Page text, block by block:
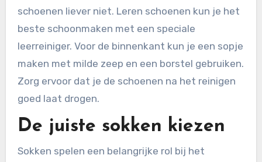
schoenen liever niet. Leren schoenen kun je het
beste schoonmaken met een speciale
leerreiniger. Voor de binnenkant kun je een sopje
maken met milde zeep en een borstel gebruiken.
Zorg ervoor dat je de schoenen na het reinigen
goed laat drogen.
De juiste sokken kiezen
Sokken spelen een belangrijke rol bij het